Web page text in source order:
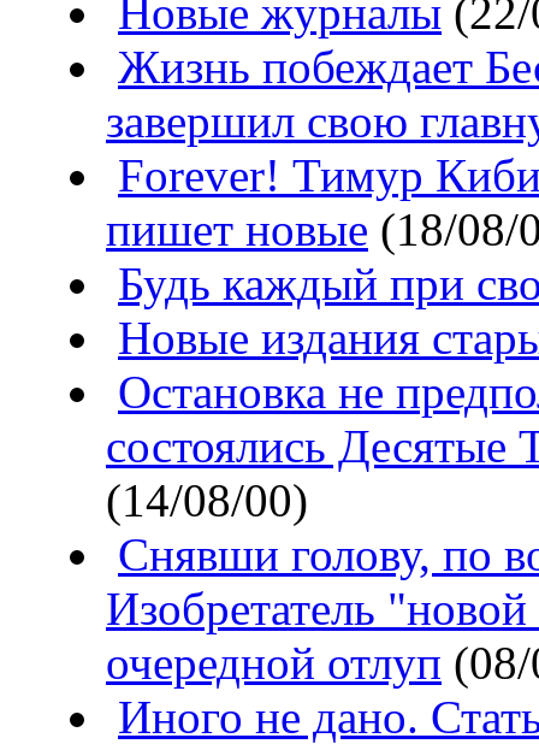
Новые журналы
Жизнь побеждает
завершил свою
Forevеr! Тимур
пишет новые (18/08/
Будь каждый при
Новые издания
Остановка не
состоялись Десятые
(14/08/00)
Снявши голову, по
Изобретатель
очередной отлуп
Иного не дано.